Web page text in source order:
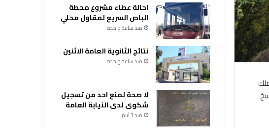
احالة عطاء مشروع محطة
الباص السريع لمقاول محلي
منذ ساعة واحدة
نتائج الثانوية العامة الاثنين
منذ ساعة واحدة
لا صحة لمنع احد من تسجيل
شكوى لدى النيابة العامة
منذ 3 أيام